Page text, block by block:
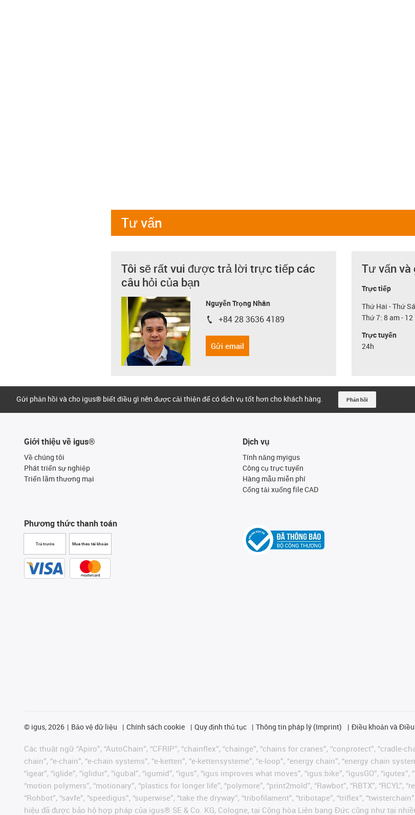
Tư vấn
Tôi sẽ rất vui được trả lời trực tiếp các
câu hỏi của bạn
Nguyễn Trọng Nhân
igus-icon-phone
+84 28 3636 4189
Gửi email
Tư vấn và
Trực tiếp
Thứ Hai - Thứ
Thứ 7: 8 am - 12
Trực tuyến
24h
Gửi phản hồi và cho igus® biết điều gì nên được cải thiện để có dịch vụ tốt hơn cho khách hàng. Phản hồi
Giới thiệu về igus®
Về chúng tôi
Phát triển sự nghiệp
Triển lãm thương mại
Phương thức thanh toán
Trả trước Mua theo tài khoản
Dịch vụ
Tính năng myigus
Công cụ trực tuyến
Hàng mẫu miễn phí
Cổng tải xuống file CAD
© igus, 2026 Bảo vệ dữ liệu Chính sách cookie Quy định thủ tục Thông tin pháp lý (Imprint) Điều khoản và
Các thuật ngữ “Apiro”, “AutoChain”, “CFRIP”, “chainflex”, “chainge”, “chains for cranes”, “conprotect”, “cradle-
chain”, “e-chain”, “e-chain systems”, “e-ketten”, “e-kettensysteme”, “e-loop”, “energy chain”, “energy chain
“igear”, “iglide”, “iglidur”, “igubal”, “igumid”, “igus”, “igus improves what moves”, “igus:bike”, “igusGO”,
“motion polymers”, “motionary”, “plastics for longer life”, “polymore”, “print2mold”, “Rawbot”, “RBTX”, “RCYL”,
“Rohbot”, “savfe”, “speedigus”, “superwise”, “take the dryway”, “tribofilament”, “tribotape”, “triflex”,
hiệu đã được bảo hộ hợp pháp của igus® SE & Co. KG, Cologne, tại Cộng hòa Liên bang Đức cũng như tại